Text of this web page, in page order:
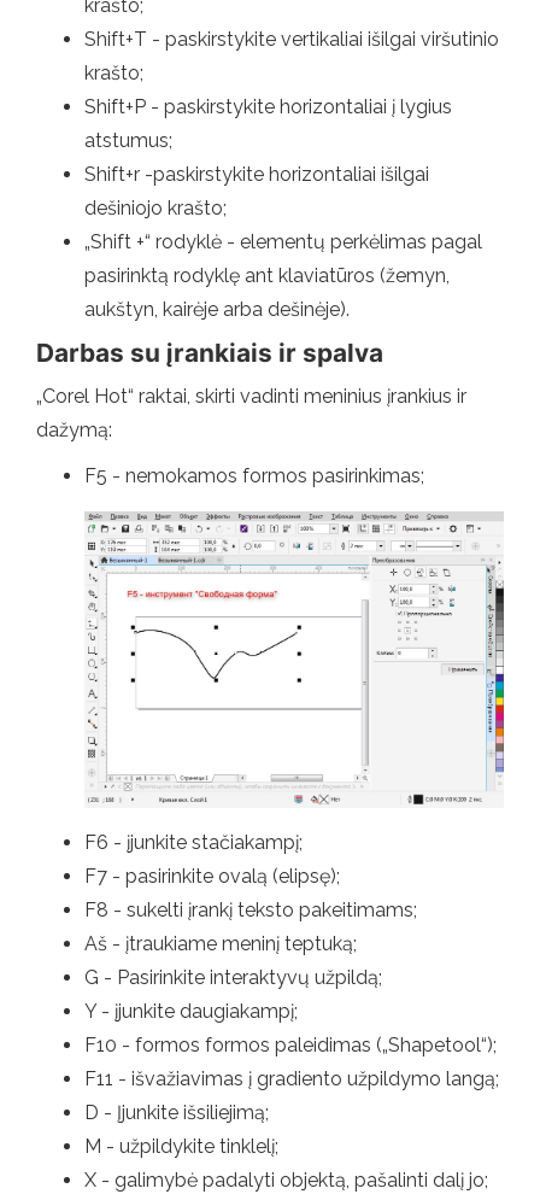
krašto;
Shift+T - paskirstykite vertikaliai išilgai viršutinio
krašto;
Shift+P - paskirstykite horizontaliai į lygius
atstumus;
Shift+r -paskirstykite horizontaliai išilgai
dešiniojo krašto;
„Shift +“ rodyklė - elementų perkėlimas pagal
pasirinktą rodyklę ant klaviatūros (žemyn,
aukštyn, kairėje arba dešinėje).
Darbas su įrankiais ir spalva
„Corel Hot“ raktai, skirti vadinti meninius įrankius ir
dažymą:
F5 - nemokamos formos pasirinkimas;
F6 - įjunkite stačiakampį;
F7 - pasirinkite ovalą (elipsę);
F8 - sukelti įrankį teksto pakeitimams;
Aš - įtraukiame meninį teptuką;
G - Pasirinkite interaktyvų užpildą;
Y - įjunkite daugiakampį;
F10 - formos formos paleidimas („Shapetool“);
F11 - išvažiavimas į gradiento užpildymo langą;
D - Įjunkite išsiliejimą;
M - užpildykite tinklelį;
X - galimybė padalyti objektą, pašalinti dalį jo;